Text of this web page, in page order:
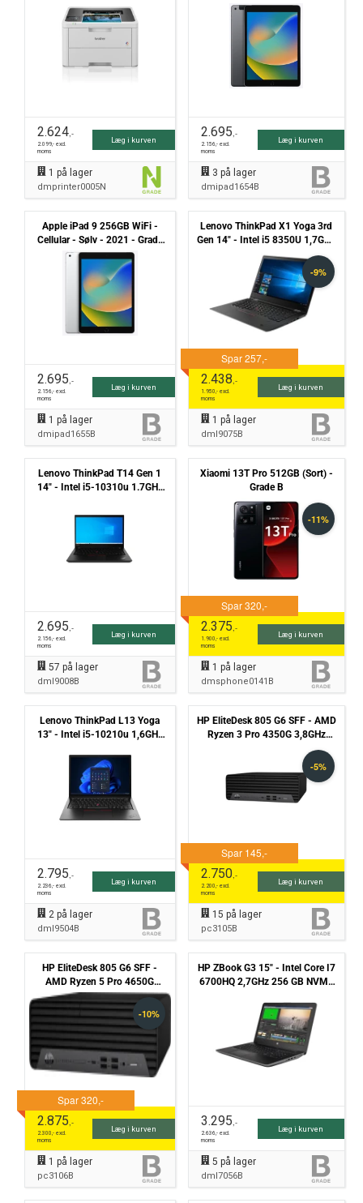
2.624,-
2.099,- excl.
moms
Læg i kurven
1 på lager
dmprinter0005N
2.695,-
2.156,- excl.
moms
Læg i kurven
3 på lager
dmipad1654B
Apple iPad 9 256GB WiFi -
Cellular - Sølv - 2021 - Grade
B
2.695,-
2.156,- excl.
moms
Læg i kurven
1 på lager
dmipad1655B
Lenovo ThinkPad X1 Yoga 3rd
Gen 14" - Intel i5 8350U 1,7GHz
256 NVMe 8GB Win11 Pro -
Touchskærm - Grade B
2.438,-
1.950,- excl.
moms
Læg i kurven
1 på lager
dml9075B
Lenovo ThinkPad T14 Gen 1
14" - Intel i5-10310u 1.7GHz
Pro - Grade B
2.695,-
2.156,- excl.
moms
Læg i kurven
57 på lager
dml9008B
Xiaomi 13T Pro 512GB (Sort) -
Grade B
2.375,-
1.900,- excl.
moms
Læg i kurven
1 på lager
dmsphone0141B
Lenovo ThinkPad L13 Yoga
13" - Intel i5-10210u 1,6GHz
- Touchskærm - Grade B
2.795,-
2.236,- excl.
moms
Læg i kurven
2 på lager
dml9504B
HP EliteDesk 805 G6 SFF - AMD
Ryzen 3 Pro 4350G 3,8GHz
512GB NVME 8GB Win11 PRO
2.750,-
2.200,- excl.
moms
Læg i kurven
15 på lager
pc3105B
HP EliteDesk 805 G6 SFF -
AMD Ryzen 5 Pro 4650G
3,7GHz 512GB NVME 8GB
Win11 PRO - Grade B
2.875,-
2.300,- excl.
moms
Læg i kurven
1 på lager
pc3106B
HP ZBook G3 15" - Intel Core I7
6700HQ 2,7GHz 256 GB NVMe
3.295,-
2.636,- excl.
moms
Læg i kurven
5 på lager
dml7056B